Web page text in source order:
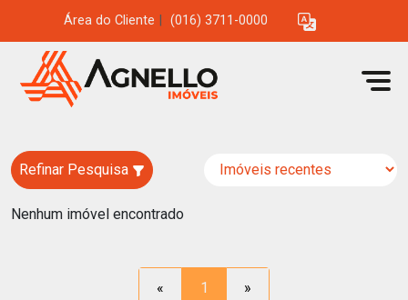
Área do Cliente (016) 3711-0000
Refinar Pesquisa
Nenhum imóvel encontrado
« 1 »